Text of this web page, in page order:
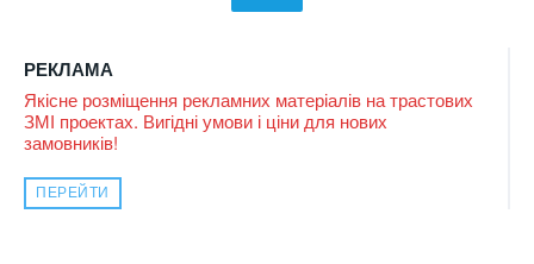
РЕКЛАМА
Якісне розміщення рекламних матеріалів на трастових
ЗМІ проектах. Вигідні умови і ціни для нових
замовників!
ПЕРЕЙТИ